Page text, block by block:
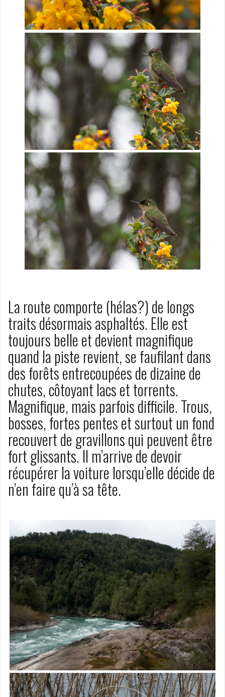
La route comporte (hélas?) de longs
traits désormais asphaltés. Elle est
toujours belle et devient magnifique
quand la piste revient, se faufilant dans
des forêts entrecoupées de dizaine de
chutes, côtoyant lacs et torrents.
Magnifique, mais parfois difficile. Trous,
bosses, fortes pentes et surtout un fond
recouvert de gravillons qui peuvent être
fort glissants. Il m’arrive de devoir
récupérer la voiture lorsqu’elle décide de
n’en faire qu’à sa tête.